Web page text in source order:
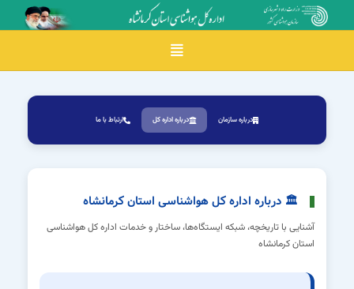
Toggle navigation
درباره سازمان درباره اداره کل ارتباط با ما
🏛 درباره اداره کل هواشناسی استان کرمانشاه
آشنایی با تاریخچه، شبکه ایستگاه‌ها، ساختار و خدمات اداره کل هواشناسی
استان کرمانشاه